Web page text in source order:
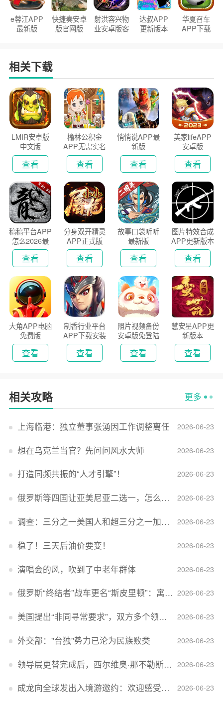
e蓉江APP
最新版
快捷奏安卓
版官网版
射洪容兴物
业安卓版客
达叔APP
更新版本
华夏召车
APP下载
相关下载
LMIR安卓版
中文版
查看
榆林公积金
APP无需实名
认证版
查看
悄悄说APP最
新版
查看
美家lifeAPP
安卓版
查看
稿稿平台APP
怎么2026最
新版
查看
分身双开精灵
APP正式版
查看
故事口袋听听
最新版
查看
图片特效合成
APP更新版本
2026
查看
大角APP电脑
免费版
查看
制香行业平台
APP下载安装
2026
查看
照片视频备份
安卓版免登陆
版
查看
慧安星APP更
新版本
查看
相关攻略 更多
2026-06-23
上海临港：独立董事张湧因工作调整离任
2026-06-23
想在乌克兰当官？先问问风水大师
2026-06-23
打造同频共振的“人才引擎”！
2026-06-23
俄罗斯等四国让亚美尼亚二选一，怎么回事？
2026-06-23
调查：三分之一美国人和超三分之一加拿大人感到经济压力
2026-06-23
稳了！三天后油价要变！
2026-06-23
演唱会的风，吹到了中老年群体
2026-06-23
俄罗斯“终结者”战车更名“斯皮里顿”：寓意强大可靠，彰显俄精神力量
2026-06-23
美国提出“非同寻常要求”，双方多个领域分歧依旧，印美贸易谈判进入“关键阶段”
2026-06-23
外交部：''台独''势力已沦为民族败类
2026-06-23
领导层更替完成后，西尔维奥·那不勒斯出任Lucid首席执行官
2026-06-23
成龙向全球发出入境游邀约：欢迎感受无滤镜的真实中国